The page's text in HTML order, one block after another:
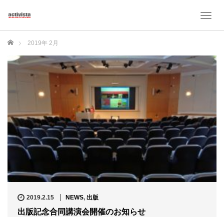
T
l
e
g
a
t
i
ホーム 2019年 2月
2019.2.15 NEWS, 出版
出版記念合同講演会開催のお知らせ